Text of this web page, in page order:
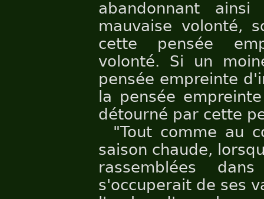
abandonnant
mauvaise volonté,
cette pensée
volonté. Si un
pensée empreinte
la pensée
détourné par cette
"Tout comme au
saison chaude,
rassemblées
s'occuperait de ses